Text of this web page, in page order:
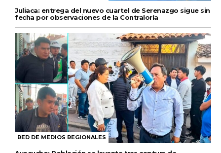
Juliaca: entrega del nuevo cuartel de Serenazgo sigue sin
fecha por observaciones de la Contraloría
RED DE MEDIOS REGIONALES